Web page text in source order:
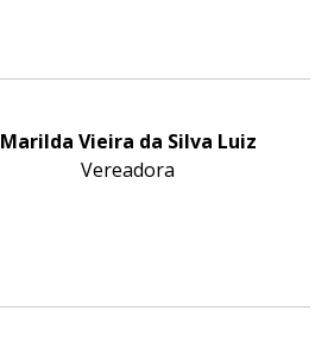
Marilda Vieira da Silva Luiz
Vereadora